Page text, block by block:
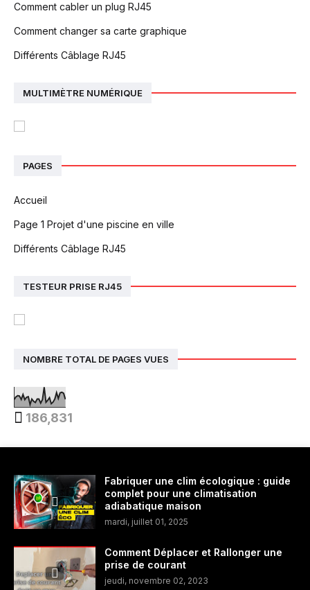
Comment cabler un plug RJ45
Comment changer sa carte graphique
Différents Câblage RJ45
MULTIMÈTRE NUMÉRIQUE
PAGES
Accueil
Page 1 Projet d'une piscine en ville
Différents Câblage RJ45
TESTEUR PRISE RJ45
NOMBRE TOTAL DE PAGES VUES
186,831
Fabriquer une clim écologique : guide
complet pour une climatisation
adiabatique maison
mardi, juillet 01, 2025
Comment Déplacer et Rallonger une
prise de courant
jeudi, novembre 02, 2023